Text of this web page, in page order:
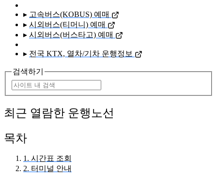
▸ 고속버스(KOBUS) 예매
▸ 시외버스(티머니) 예매
▸ 시외버스(버스타고) 예매
▸ 전국 KTX, 열차/기차 운행정보
검색하기
최근 열람한 운행노선
목차
1. 시간표 조회
2. 터미널 안내